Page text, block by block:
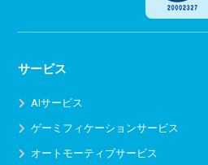
サービス
AIサービス
ゲーミフィケーションサービス
オートモーティブサービス